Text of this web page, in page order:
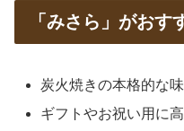
「みさら」がおす
炭火焼きの本格的な
ギフトやお祝い用に